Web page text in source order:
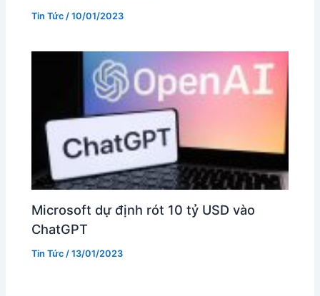
Tin Tức /10/01/2023
Microsoft dự định rót 10 tỷ USD vào
ChatGPT
Tin Tức /13/01/2023